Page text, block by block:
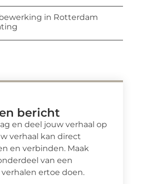
in Rotterdam
bericht
en deel jouw verhaal op
verhaal kan direct
en verbinden. Maak
van een
ertoe doen.